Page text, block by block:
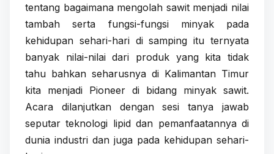
tentang bagaimana mengolah sawit menjadi nilai
tambah serta fungsi-fungsi minyak pada
kehidupan sehari-hari di samping itu ternyata
banyak nilai-nilai dari produk yang kita tidak
tahu bahkan seharusnya di Kalimantan Timur
kita menjadi Pioneer di bidang minyak sawit.
Acara dilanjutkan dengan sesi tanya jawab
seputar teknologi lipid dan pemanfaatannya di
dunia industri dan juga pada kehidupan sehari-